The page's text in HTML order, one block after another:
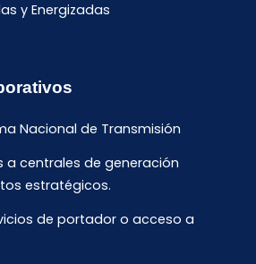
y Energizadas
Nacional de Transmisión
a centrales de generación
estratégicos.
de portador o acceso a